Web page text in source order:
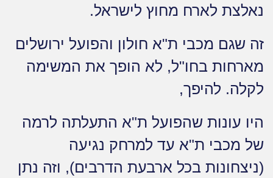
נאלצת לארח מחוץ לישראל.
זה שגם מכבי ת"א חולון והפועל ירושלים
מארחות בחו"ל, לא הופך את המשימה
לקלה. להיפך,
היו עונות שהפועל ת"א התעלתה לרמה
של מכבי ת"א עד למרחק נגיעה
(ניצחונות בכל ארבעת הדרבים), וזה נתן